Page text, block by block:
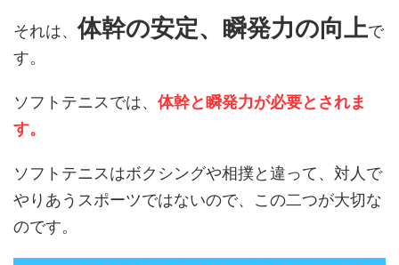
それは、 体幹の安定、瞬発力の向上で
す。
ソフトテニスでは、 体幹と瞬発力が必要とされま
す。
ソフトテニスはボクシングや相撲と違って、対人で
やりあうスポーツではないので、この二つが大切な
のです。